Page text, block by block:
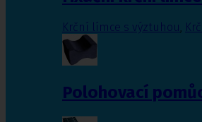
Krční límce s výztuhou
Polohovací